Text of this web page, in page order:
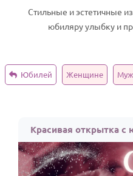
ПО ФОРМАТУ
Видео поздравления
Открытки
Стихи и тексты
С Днем рождения
Юбилей
ТЕКСТЫ И ИДЕИ
ОТЗЫВЫ
Стильные и эстетичные
юбиляру улыбку и
Юбилей Женщине
Красивая открытка с